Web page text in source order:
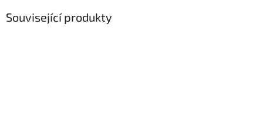
Související produkty